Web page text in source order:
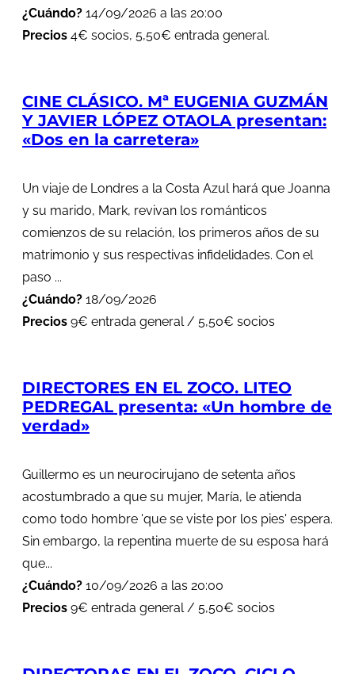
¿Cuándo? 14/09/2026 a las 20:00
Precios 4€ socios, 5,50€ entrada general.
CINE CLÁSICO. Mª EUGENIA GUZMÁN
Y JAVIER LÓPEZ OTAOLA presentan:
«Dos en la carretera»
Un viaje de Londres a la Costa Azul hará que Joanna
y su marido, Mark, revivan los románticos
comienzos de su relación, los primeros años de su
matrimonio y sus respectivas infidelidades. Con el
paso ...
¿Cuándo? 18/09/2026
Precios 9€ entrada general / 5,50€ socios
DIRECTORES EN EL ZOCO. LITEO
PEDREGAL presenta: «Un hombre de
verdad»
Guillermo es un neurocirujano de setenta años
acostumbrado a que su mujer, María, le atienda
como todo hombre 'que se viste por los pies' espera.
Sin embargo, la repentina muerte de su esposa hará
que...
¿Cuándo? 10/09/2026 a las 20:00
Precios 9€ entrada general / 5,50€ socios